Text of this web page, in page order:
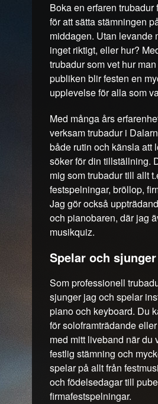
Boka en erfaren trubadur
för att sätta stämningen
middagen. Utan levande
inget riktigt, eller hur?
trubadur som vet hur
publiken blir festen en
upplevelse för alla som
Med många års
verksam trubadur i
både rutin och känsla att
söker för din tillställning.
mig som trubadur till allt
festspelningar, bröllop,
Jag gör också
och pianobaren, där jag
musikquiz.
Spelar och sjunger
Som professionell
sjunger jag och spelar
piano och keyboard. Du
för soloframträdande
med mitt liveband när du
festlig stämning och
spelar på allt från
och födelsedagar till
firmafestspelningar.